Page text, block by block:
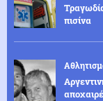
πισίνα